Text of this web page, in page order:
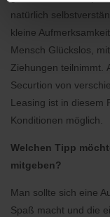
natürlich
kleine
Mensch Glückslos,
Ziehungen teilnimmt.
Securtion von
Leasing ist in diesem
Konditionen möglich.
Welchen Tipp
mitgeben?
Man sollte sich eine
Spaß macht und die